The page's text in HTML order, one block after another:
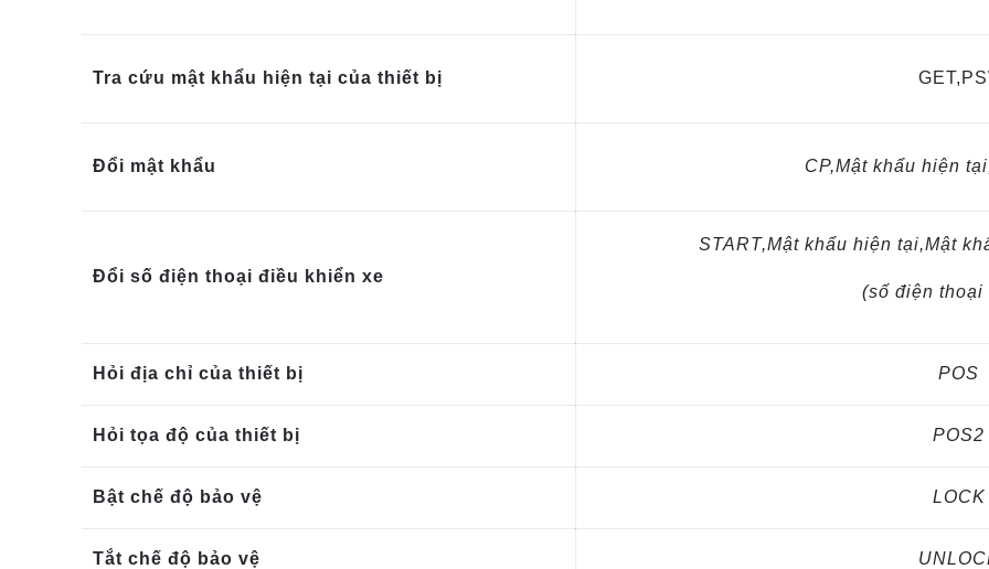
Tra cứu mật khẩu hiện tại của thiết bị
Đổi mật khẩu CP,Mật khẩu hiện
Đổi số điện thoại điều khiển xe
START,Mật khẩu hiện tại,Mật
(số điện thoại
Hỏi địa chỉ của thiết bị POS
Hỏi tọa độ của thiết bị POS2
Bật chế độ bảo vệ LOCK
Tắt chế độ bảo vệ